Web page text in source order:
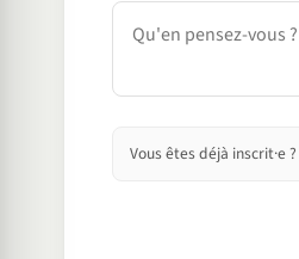
Commentaire
Vous êtes déjà inscrit·e ?